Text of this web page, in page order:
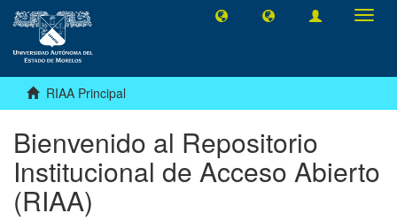
RIAA Principal
Bienvenido al Repositorio
Institucional de Acceso Abierto
(RIAA)